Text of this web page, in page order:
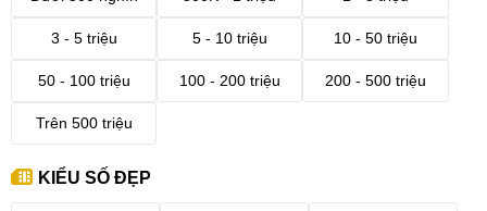
3 - 5 triệu 5 - 10 triệu 10 - 50 triệu
50 - 100 triệu 100 - 200 triệu 200 - 500 triệu
Trên 500 triệu
KIỂU SỐ ĐẸP